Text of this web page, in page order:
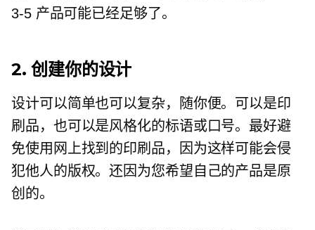
3-5产品可能已经足够了。
2. 创建你的设计
设计可以简单也可以复杂，随你便。可以是印
刷品，也可以是风格化的标语或口号。最好避
免使用网上找到的印刷品，因为这样可能会侵
犯他人的版权。还因为您希望自己的产品是原
创的。